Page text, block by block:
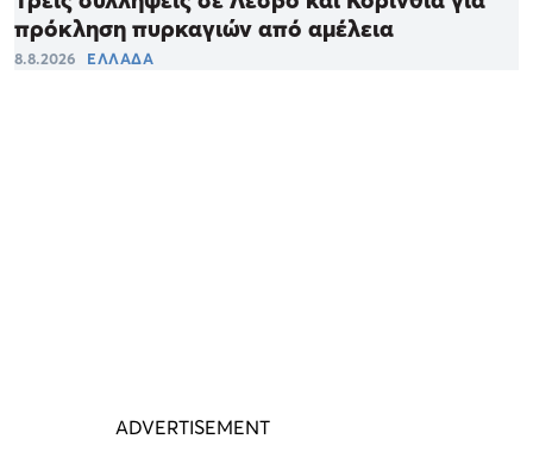
πρόκληση πυρκαγιών από αμέλεια
8.8.2026 ΕΛΛΑΔΑ